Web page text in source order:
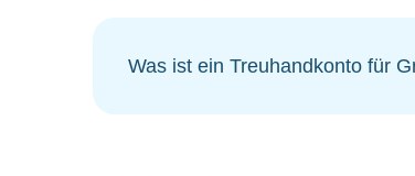
Was ist ein Treuhandkonto für